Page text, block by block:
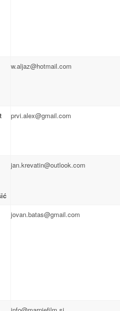
w.aljaz@hotmail.com
prvi.alex@gmail.com
jan.krevatin@outlook.com
jovan.batas@gmail.com